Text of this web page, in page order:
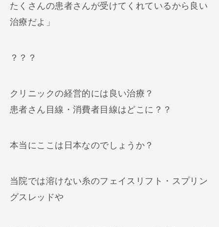
たくさんの患者さんが受けてくれているから良い
治療だよ」
？？？
クリニックの経営的には良い治療？
患者さん目線・消費者目線はどこに？？
本当にここは日本なのでしょうか？
当院では溶けない糸のフェイスリフト・スプリン
グスレッドや